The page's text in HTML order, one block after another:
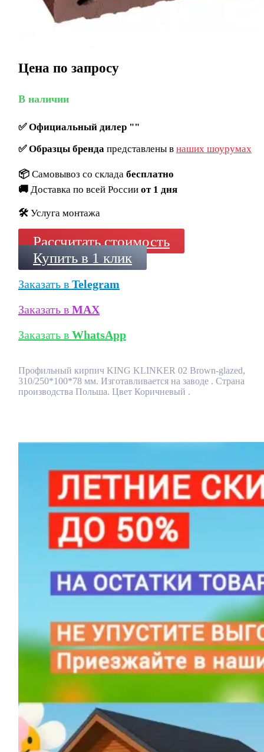
Цена по запросу
В наличии
✅Официальный дилер ""
✅Образцы брендапредставлены в наших шоурумах
📦 Самовывоз со склада бесплатно
🚚 Доставка по всей России от 1 дня
🛠️ Услуга монтажа
Рассчитать стоимость
Купить в 1 клик
Заказать в Telegram
Заказать в MAX
Заказать в WhatsApp
Профильный кирпич KING KLINKER 02 Brown-glazed,
310/250*100*78 мм. Изготавливается на заводе . Страна
производства Польша. Цвет Коричневый .